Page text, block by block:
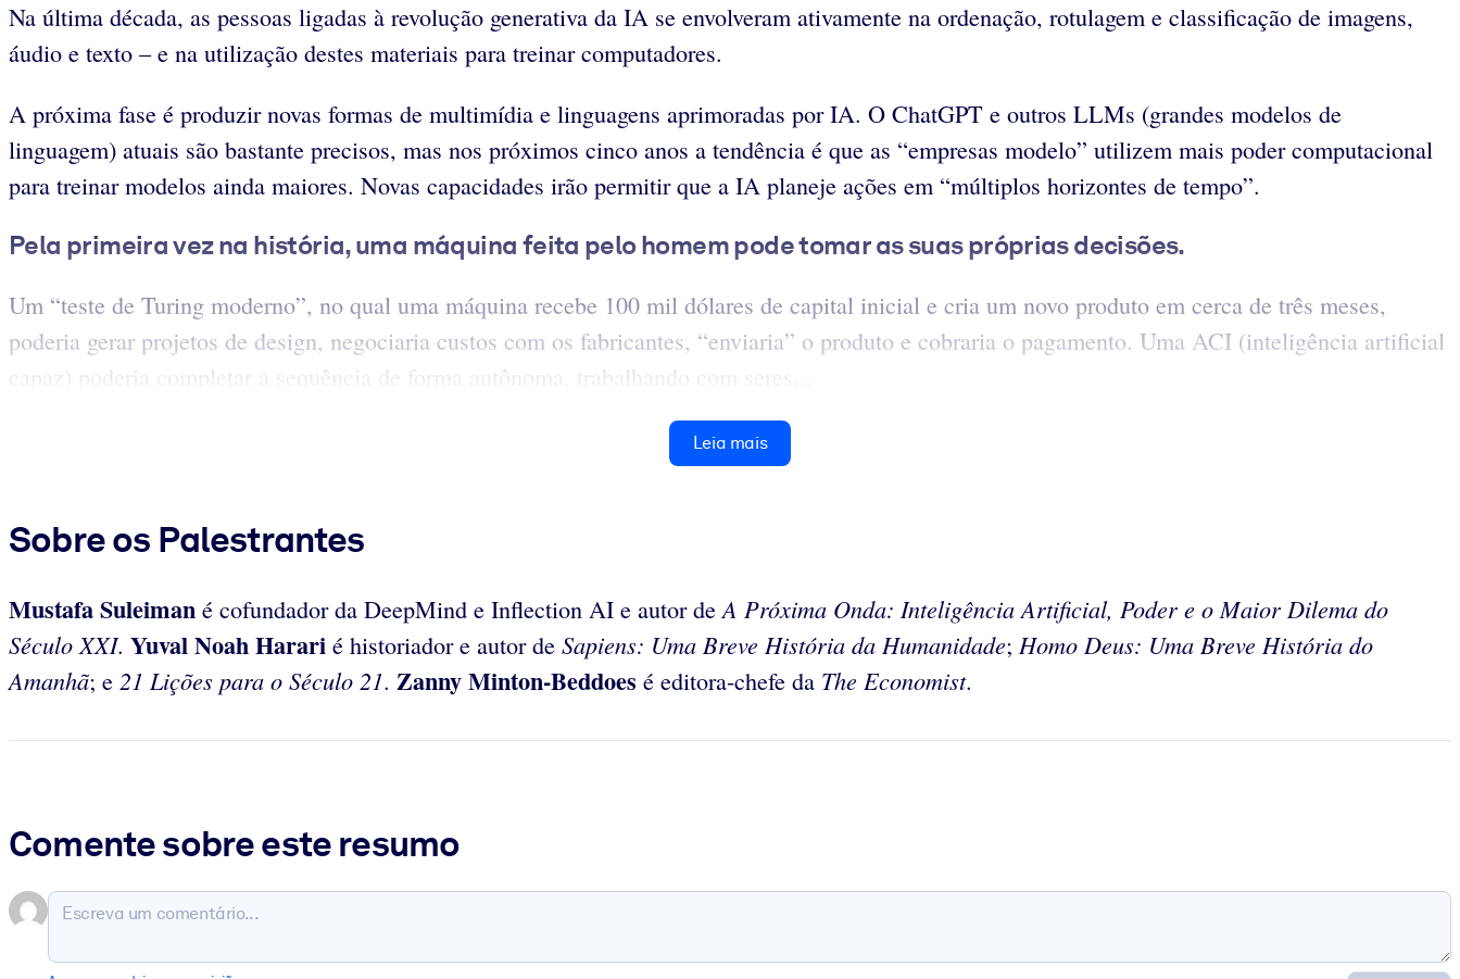
Na última década, as pessoas ligadas à revolução generativa da IA se envolveram ativamente na ordenação, rotulagem e classificação de imagens,
áudio e texto – e na utilização destes materiais para treinar computadores.
A próxima fase é produzir novas formas de multimídia e linguagens aprimoradas por IA. O ChatGPT e outros LLMs (grandes modelos de
linguagem) atuais são bastante precisos, mas nos próximos cinco anos a tendência é que as “empresas modelo” utilizem mais poder computacional
para treinar modelos ainda maiores. Novas capacidades irão permitir que a IA planeje ações em “múltiplos horizontes de tempo”.
Pela primeira vez na história, uma máquina feita pelo homem pode tomar as suas próprias decisões.
Um “teste de Turing moderno”, no qual uma máquina recebe 100 mil dólares de capital inicial e cria um novo produto em cerca de três meses,
poderia gerar projetos de design, negociaria custos com os fabricantes, “enviaria” o produto e cobraria o pagamento. Uma ACI (inteligência artificial
capaz) poderia completar a sequência de forma autônoma, trabalhando com seres...
Leia mais
Sobre os Palestrantes
Mustafa Suleiman é cofundador da DeepMind e Inflection AI e autor de A Próxima Onda: Inteligência Artificial, Poder e o Maior Dilema do
Século XXI. Yuval Noah Harari é historiador e autor de Sapiens: Uma Breve História da Humanidade; Homo Deus: Uma Breve História do
Amanhã; e 21 Lições para o Século 21. Zanny Minton-Beddoes é editora-chefe da The Economist.
Comente sobre este resumo